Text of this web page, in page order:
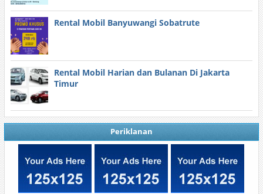
Rental Mobil Banyuwangi Sobatrute
Rental Mobil Harian dan Bulanan Di Jakarta
Timur
Periklanan